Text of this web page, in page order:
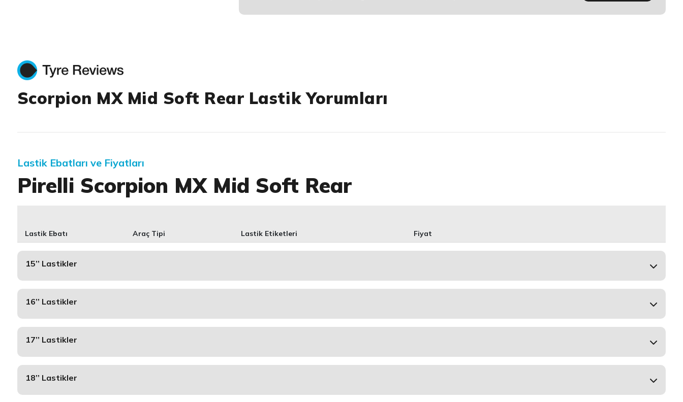
Scorpion MX Mid Soft Rear Lastik Yorumları
Lastik Ebatları ve Fiyatları
Pirelli Scorpion MX Mid Soft Rear
Lastik Ebatı Araç Tipi Lastik Etiketleri Fiyat
15’’ Lastikler
16’’ Lastikler
17’’ Lastikler
18’’ Lastikler